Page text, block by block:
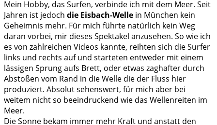
Mein Hobby, das Surfen, verbinde ich mit dem Meer. Seit
Jahren ist jedoch die Eisbach-Welle in München kein
Geheimnis mehr. Für mich führte natürlich kein Weg
daran vorbei, mir dieses Spektakel anzusehen. So wie ich
es von zahlreichen Videos kannte, reihten sich die Surfer
links und rechts auf und starteten entweder mit einem
lässigen Sprung aufs Brett, oder etwas zaghafter durch
Abstoßen vom Rand in die Welle die der Fluss hier
produziert. Absolut sehenswert, für mich aber bei
weitem nicht so beeindruckend wie das Wellenreiten im
Meer.
Die Sonne bekam immer mehr Kraft und anstatt den